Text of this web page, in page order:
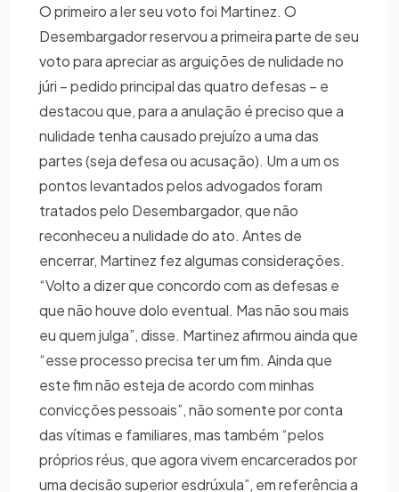
O primeiro a ler seu voto foi Martinez. O
Desembargador reservou a primeira parte de seu
voto para apreciar as arguições de nulidade no
júri – pedido principal das quatro defesas – e
destacou que, para a anulação é preciso que a
nulidade tenha causado prejuízo a uma das
partes (seja defesa ou acusação). Um a um os
pontos levantados pelos advogados foram
tratados pelo Desembargador, que não
reconheceu a nulidade do ato. Antes de
encerrar, Martinez fez algumas considerações.
“Volto a dizer que concordo com as defesas e
que não houve dolo eventual. Mas não sou mais
eu quem julga”, disse. Martinez afirmou ainda que
“esse processo precisa ter um fim. Ainda que
este fim não esteja de acordo com minhas
convicções pessoais”, não somente por conta
das vítimas e familiares, mas também “pelos
próprios réus, que agora vivem encarcerados por
uma decisão superior esdrúxula”, em referência a